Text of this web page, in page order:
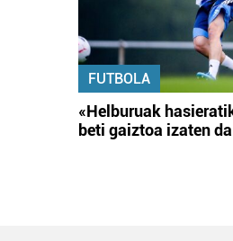
FUTBOLA
«Helburuak
beti gaiztoa izaten